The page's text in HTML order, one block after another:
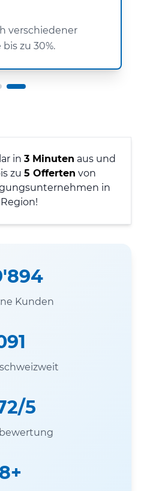
verschiedener
zu 30%.
in 3 Minuten aus und
zu 5 Offerten von
in
Kunden
5